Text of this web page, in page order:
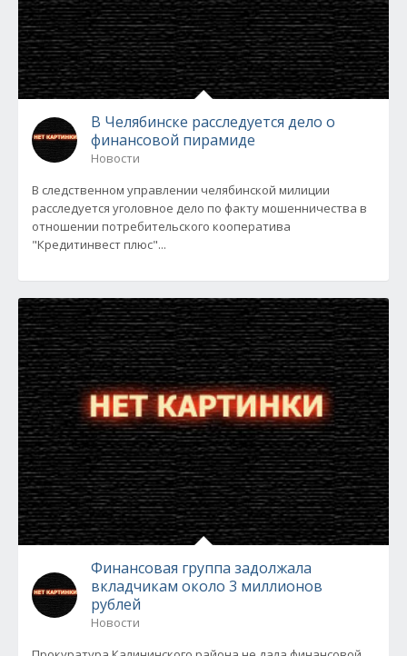
В Челябинске расследуется дело о
финансовой пирамиде
Новости
В следственном управлении челябинской милиции
расследуется уголовное дело по факту мошенничества в
отношении потребительского кооператива
"Кредитинвест плюс"...
Финансовая группа задолжала
вкладчикам около 3 миллионов
рублей
Новости